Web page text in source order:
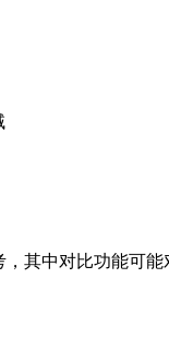
其中对比功能可